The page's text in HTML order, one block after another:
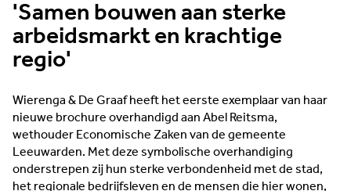
'Samen bouwen aan sterke
arbeidsmarkt en krachtige
regio'
Wierenga & De Graaf heeft het eerste exemplaar van haar
nieuwe brochure overhandigd aan Abel Reitsma,
wethouder Economische Zaken van de gemeente
Leeuwarden. Met deze symbolische overhandiging
onderstrepen zij hun sterke verbondenheid met de stad,
het regionale bedrijfsleven en de mensen die hier wonen,